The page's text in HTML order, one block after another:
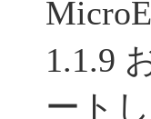
1.1.9
ート